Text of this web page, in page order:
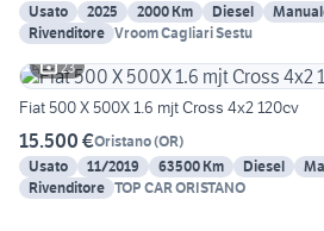
Usato
2025 2000 Km Diesel
Rivenditore Vroom Cagliari Sestu
23
Fiat 500 X 500X 1.6 mjt Cross 4x2 120cv
15.500 €Oristano(OR)
Usato
11/2019 63500 Km Diesel
Rivenditore TOP CAR ORISTANO